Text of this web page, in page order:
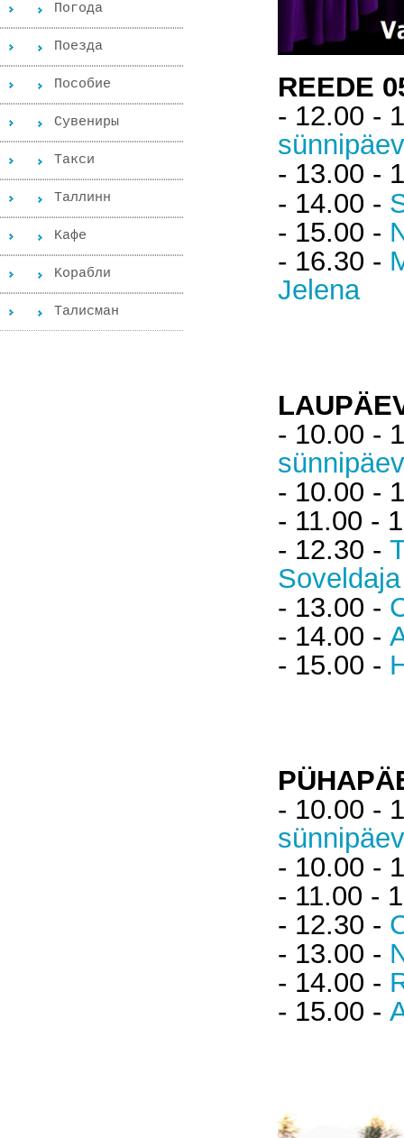
Погода
Поезда
Пособиe
Сувениры
Такси
Таллинн
Kафе
Kорабли
Tалисман
REEDE
- 12.00 -
sünnipäev
- 13.00 -
- 14.00 -
- 15.00 -
- 16.30 -
Jelena
- 10.00 -
sünnipäev
- 10.00 -
- 11.00 -
- 12.30 -
Soveldaja
- 13.00 -
- 14.00 -
- 15.00 -
- 10.00 -
sünnipäev
- 10.00 -
- 11.00 -
- 12.30 -
- 13.00 -
- 14.00 -
- 15.00 -